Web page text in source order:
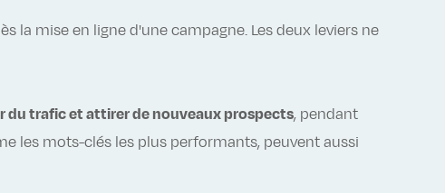
la mise en ligne d'une campagne. Les deux leviers ne
du trafic et attirer de nouveaux prospects, pendant
les mots-clés les plus performants, peuvent aussi